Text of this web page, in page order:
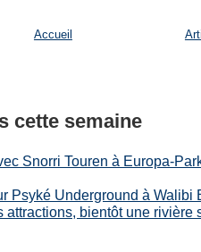
Accueil
cette semaine
Snorri Touren à Europa-
Psyké Underground à Walibi
attractions, bientôt une rivière